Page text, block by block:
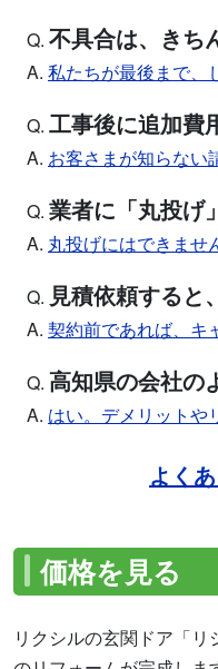
Q. 不具合は、きち
A. 私たちが最後まで、
Q. 工事後に追加費
A. お客さまが知らない
Q. 業者に「丸投げ
A. 丸投げにはできません
Q. 見積依頼すると
A. 契約前であれば、キ
Q. 高知県の会社の
A. はい。デメリットや
よく
価格を見る
リクシルの玄関ドア「